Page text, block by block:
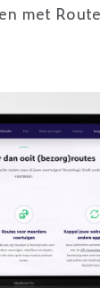
met